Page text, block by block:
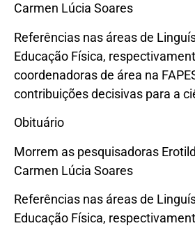
Carmen Lúcia Soares
Referências nas áreas de
Educação Física,
coordenadoras de área na
contribuições decisivas para a
Obituário
Morrem as pesquisadoras
Carmen Lúcia Soares
Referências nas áreas de
Educação Física,